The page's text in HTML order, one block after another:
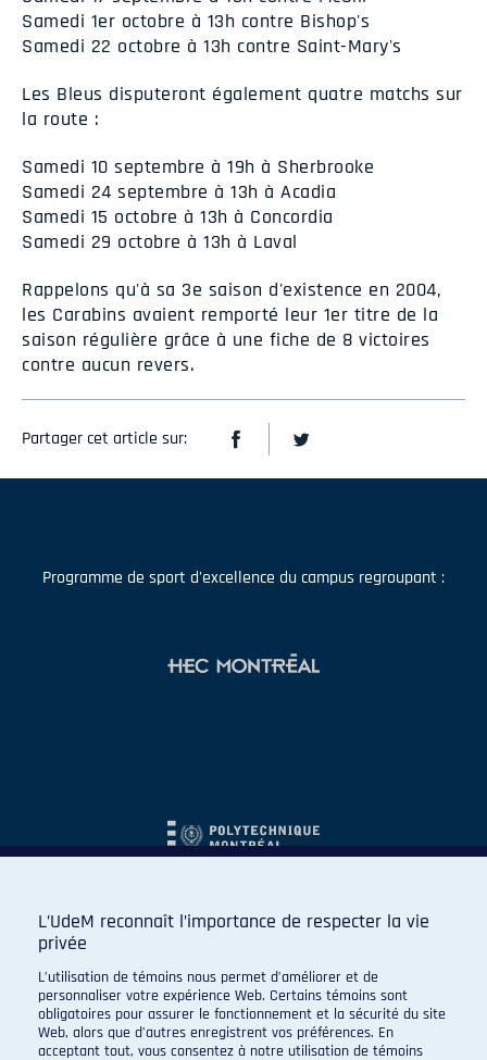
Samedi 1er octobre à 13h contre Bishop's
Samedi 22 octobre à 13h contre Saint-Mary's
Les Bleus disputeront également quatre matchs sur
la route :
Samedi 10 septembre à 19h à Sherbrooke
Samedi 24 septembre à 13h à Acadia
Samedi 15 octobre à 13h à Concordia
Samedi 29 octobre à 13h à Laval
Rappelons qu'à sa 3e saison d'existence en 2004,
les Carabins avaient remporté leur 1er titre de la
saison régulière grâce à une fiche de 8 victoires
contre aucun revers.
Partager cet article sur:
Programme de sport d'excellence du campus regroupant :
L’UdeM reconnaît l’importance de respecter la vie
privée
L’utilisation de témoins nous permet d’améliorer et de
personnaliser votre expérience Web. Certains témoins sont
obligatoires pour assurer le fonctionnement et la sécurité du site
Web, alors que d’autres enregistrent vos préférences. En
acceptant tout, vous consentez à notre utilisation de témoins